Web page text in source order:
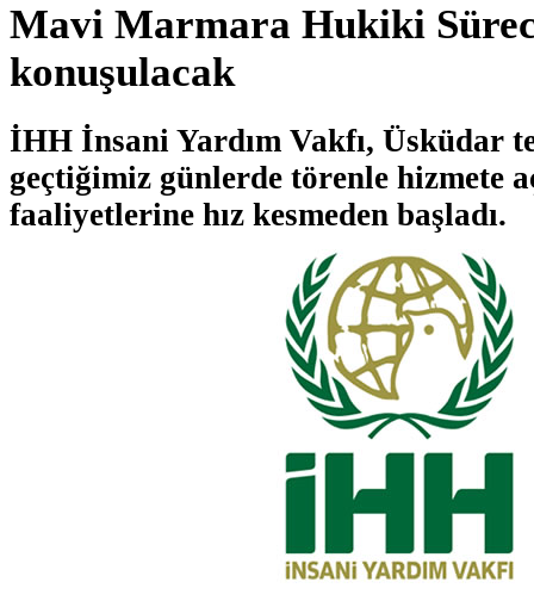
Mavi Marmara Hukiki
konuşulacak
İHH İnsani Yardım Vakfı, Üsküdar
geçtiğimiz günlerde törenle hizmete
faaliyetlerine hız kesmeden başladı.